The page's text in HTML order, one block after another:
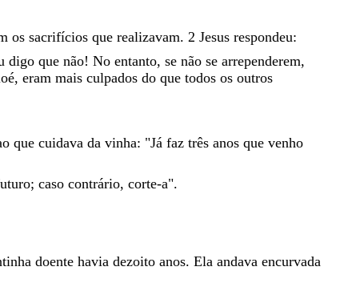
os sacrifícios que realizavam. 2 Jesus respondeu:
digo que não! No entanto, se não se arrependerem,
, eram mais culpados do que todos os outros
que cuidava da vinha: "Já faz três anos que venho
; caso contrário, corte-a".
doente havia dezoito anos. Ela andava encurvada